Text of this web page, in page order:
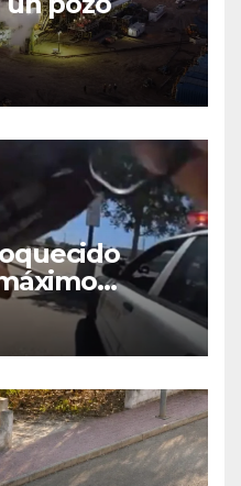
un cuchillo
agentes del
Ángeles